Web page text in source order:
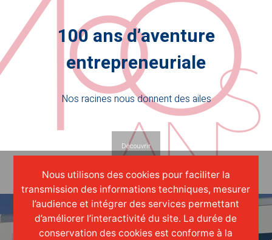
100 ans d’aventure
entrepreneuriale
Nos racines nous donnent des ailes
Découvrir
Nous utilisons des cookies pour faciliter la
transmission des informations techniques, mesurer
l’audience et intégrer des services permettant
d’améliorer l’interactivité du site. La durée de
conservation des cookies est conforme à la